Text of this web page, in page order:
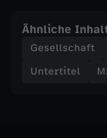
r
Ähnliche
Gesellschaft
Untertitel